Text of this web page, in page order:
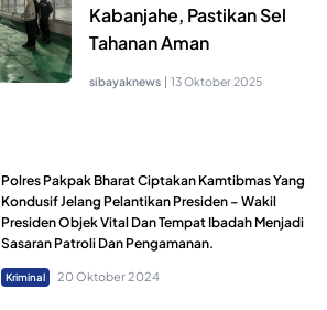
Kabanjahe, Pastikan Sel
Tahanan Aman
sibayaknews | 13 Oktober 2025
Polres Pakpak Bharat Ciptakan Kamtibmas Yang
Kondusif Jelang Pelantikan Presiden – Wakil
Presiden Objek Vital Dan Tempat Ibadah Menjadi
Sasaran Patroli Dan Pengamanan.
Kriminal 20 Oktober 2024